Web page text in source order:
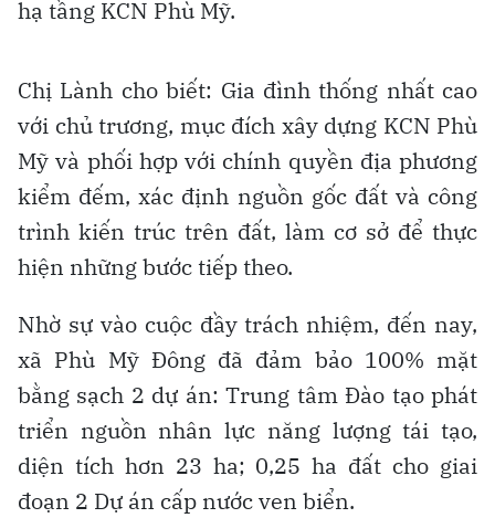
hạ tầng KCN Phù Mỹ.
Chị Lành cho biết: Gia đình thống nhất cao
với chủ trương, mục đích xây dựng KCN Phù
Mỹ và phối hợp với chính quyền địa phương
kiểm đếm, xác định nguồn gốc đất và công
trình kiến trúc trên đất, làm cơ sở để thực
hiện những bước tiếp theo.
Nhờ sự vào cuộc đầy trách nhiệm, đến nay,
xã Phù Mỹ Đông đã đảm bảo 100% mặt
bằng sạch 2 dự án: Trung tâm Đào tạo phát
triển nguồn nhân lực năng lượng tái tạo,
diện tích hơn 23 ha; 0,25 ha đất cho giai
đoạn 2 Dự án cấp nước ven biển.